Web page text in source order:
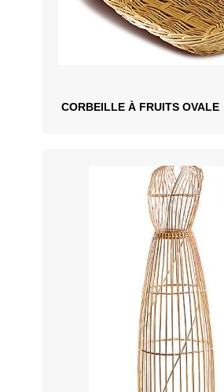
CORBEILLE À FRUITS OVALE
AJOUTER AU DEVIS